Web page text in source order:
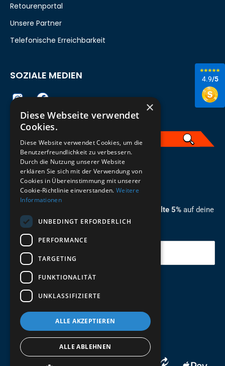
4.9/5
ZUM NEWSLETTER ANMELDEN
Melde dich jetzt zum Newsletter an und erhalte 5% auf deine
erste Bestellung.
Deine Email
Abschicken
Retourenportal
Unsere Partner
Telefonische Erreichbarkeit
SOZIALE MEDIEN
German
×
Diese Webseite verwendet
Cookies.
Diese Website verwendet Cookies, um die
Benutzerfreundlichkeit zu verbessern.
Durch die Nutzung unserer Website
erklären Sie sich mit der Verwendung von
Cookies in Übereinstimmung mit unserer
Cookie-Richtlinie einverstanden. Weitere
Informationen
UNBEDINGT ERFORDERLICH
PERFORMANCE
TARGETING
FUNKTIONALITÄT
UNKLASSIFIZIERTE
ALLE AKZEPTIEREN
ALLE ABLEHNEN